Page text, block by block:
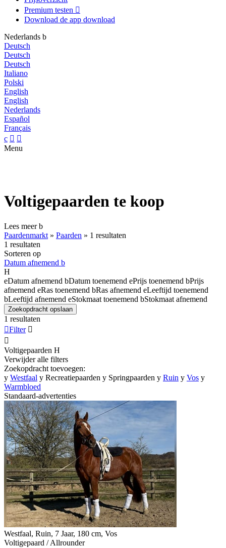
Premium testen 
Download de app download
Nederlands b
Deutsch
Deutsch
Deutsch
Italiano
Polski
English
English
Nederlands
Español
Français
c  
Menu
Voltigepaarden te koop
Lees meerb
Paardenmarkt » Paarden » 1 resultaten
1 resultaten
Sorteren op
Datum afnemend b
H
eDatum afnemend bDatum toenemend ePrijs toenemend bPrijs
afnemend eRas toenemend bRas afnemend eLeeftijd toenemend
bLeeftijd afnemend eStokmaat toenemend bStokmaat afnemend
Zoekopdracht opslaan
1 resultaten
Filter 

Voltigepaarden H
Verwijder alle filters
Zoekopdracht toevoegen:
y Westfaal y Recreatiepaarden y Springpaarden y Ruin y Vos y
Warmbloed
Standaard-advertenties
Westfaal, Ruin, 7 Jaar, 180 cm, Vos
Voltigepaard / Allrounder